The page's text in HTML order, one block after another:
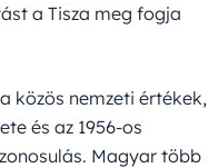
a Tisza meg fogja
közös nemzeti értékek,
és az 1956-os
Magyar több